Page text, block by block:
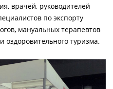
врачей, руководителей
по экспорту
мануальных терапевтов
оздоровительного туризма.